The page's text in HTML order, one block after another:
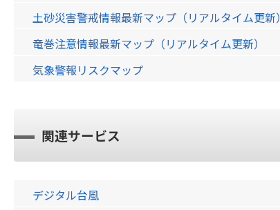
土砂災害警戒情報最新マップ（リアルタイム更新）
竜巻注意情報最新マップ（リアルタイム更新）
気象警報リスクマップ
関連サービス
デジタル台風